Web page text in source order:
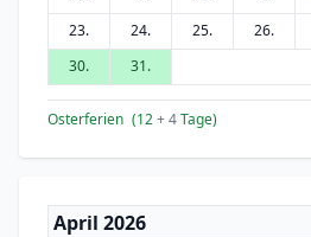
23.
24. 25. 26.
30.
31.
Osterferien (12+ 4Tage)
April 2026